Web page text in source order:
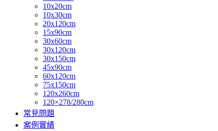
10x20cm
10x30cm
20x120cm
15x90cm
30x60cm
30x120cm
30x150cm
45x90cm
60x120cm
75x150cm
120x260cm
120×278/280cm
常見問題
案例實績